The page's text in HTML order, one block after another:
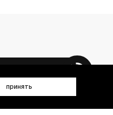
рекламных и
принять